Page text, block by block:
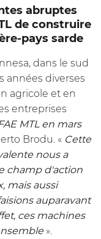
abruptes
de construire
pays sarde
dans le sud
années diverses
agricole et en
entreprises
MTL en mars
Brodu. « Cette
nous a
champ d'action
mais aussi
auparavant
ces machines
».